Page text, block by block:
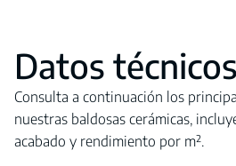
Datos técnicos
Consulta a continuación los
nuestras baldosas cerámicas,
acabado y rendimiento por m².